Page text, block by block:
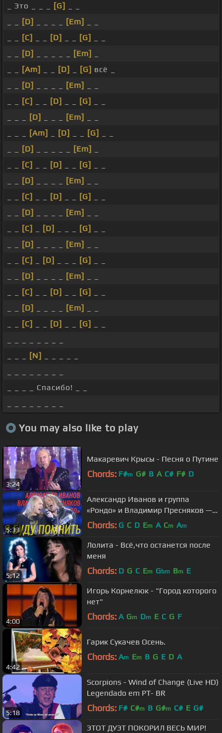
_ Это _ _ _
[G]
[D] [Em]
[C] [D] [G]
[D] [Em]
[Am] [D] [G] всё _
[D] [Em]
[C] [D] [G]
[D] [Em]
[Am] [D] [G]
[D] [Em]
[C] [D] [G]
[D] [Em]
[C] [D] [G]
[D] [Em]
[C] [D] [G]
[D] [Em]
[C] [D] [G]
[D] [Em]
[C] [D] [G]
[D] [Em]
[C] [D] [G]
[N]
_ _ _ _ Спасибо! _ _
You may also like to play
3:24
Макаревич Крысы - Песня о Путине
Chords: F#m G# B A C# F# D
5:33
Александр Иванов и группа
«Рондо» и Владимир Пресняков —
«Я буду помнить» (Первый канал,
Chords: G C D Em A Cm Am
5:12
Лолита - Всё,что останется после
меня
Chords: D G C Em Gbm Bm E
4:00
Игорь Корнелюк - "Город которого
нет"
Chords: A Gm Dm E C G F
4:42
Гарик Сукачев Осень.
Chords: Am Em B G E D A
5:18
Scorpions - Wind of Change (Live HD)
Legendado em PT- BR
Chords: F# C#m B G#m C# E G#
ЭТОТ ДУЭТ ПОКОРИЛ ВЕСЬ МИР!